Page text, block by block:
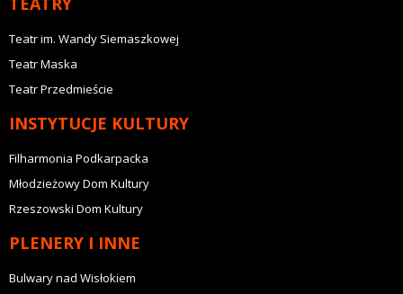
Teatr im. Wandy Siemaszkowej
Teatr Maska
Teatr Przedmieście
INSTYTUCJE KULTURY
Filharmonia Podkarpacka
Młodzieżowy Dom Kultury
Rzeszowski Dom Kultury
PLENERY I INNE
Bulwary nad Wisłokiem